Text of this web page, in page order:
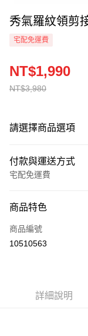
秀氣羅紋領剪
宅配免運費
NT$3,980
NT$1,990
請選擇商品選項
付款與運送方式
宅配免運費
信用卡一次付款
LINE Pay
商品特色
商品編號
10510563
詳細說明